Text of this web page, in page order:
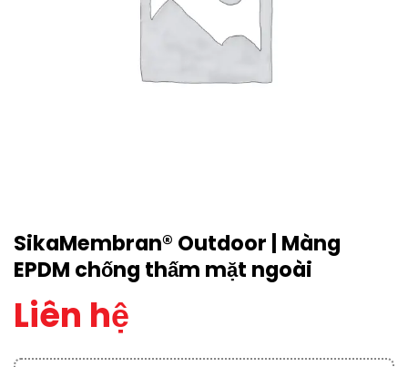
SikaMembran® Outdoor | Màng
EPDM chống thấm mặt ngoài
Liên hệ